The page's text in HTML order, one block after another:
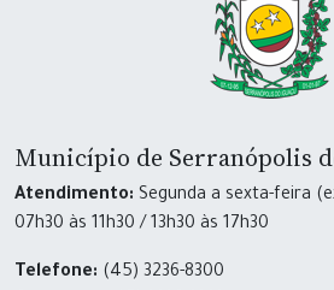
Município de Serranópolis
Atendimento: Segunda a sexta-feira
07h30 às 11h30 / 13h30 às 17h30
Telefone: (45) 3236-8300